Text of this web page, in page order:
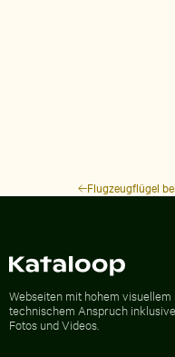
Flugzeugflügel
Webseiten mit hohem visuellem
technischem Anspruch
Fotos und Videos.